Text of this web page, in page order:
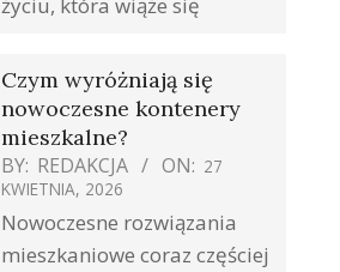
życiu, która wiąże się
Czym wyróżniają się
nowoczesne kontenery
mieszkalne?
BY: REDAKCJA ON: 27
KWIETNIA, 2026
Nowoczesne rozwiązania
mieszkaniowe coraz częściej